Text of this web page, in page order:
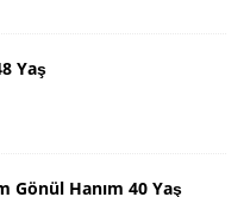
Yaş
Gönül Hanım 40 Yaş